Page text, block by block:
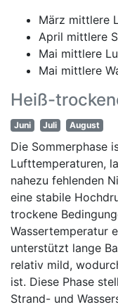
März mittlere
April mittlere
Mai mittlere
Mai mittlere
Heiß-
Juni Juli August
Die Sommerphase
Lufttemperaturen,
nahezu fehlenden
eine stabile
trockene
Wassertemperatur
unterstützt lange
relativ mild,
ist. Diese Phase
Strand- und